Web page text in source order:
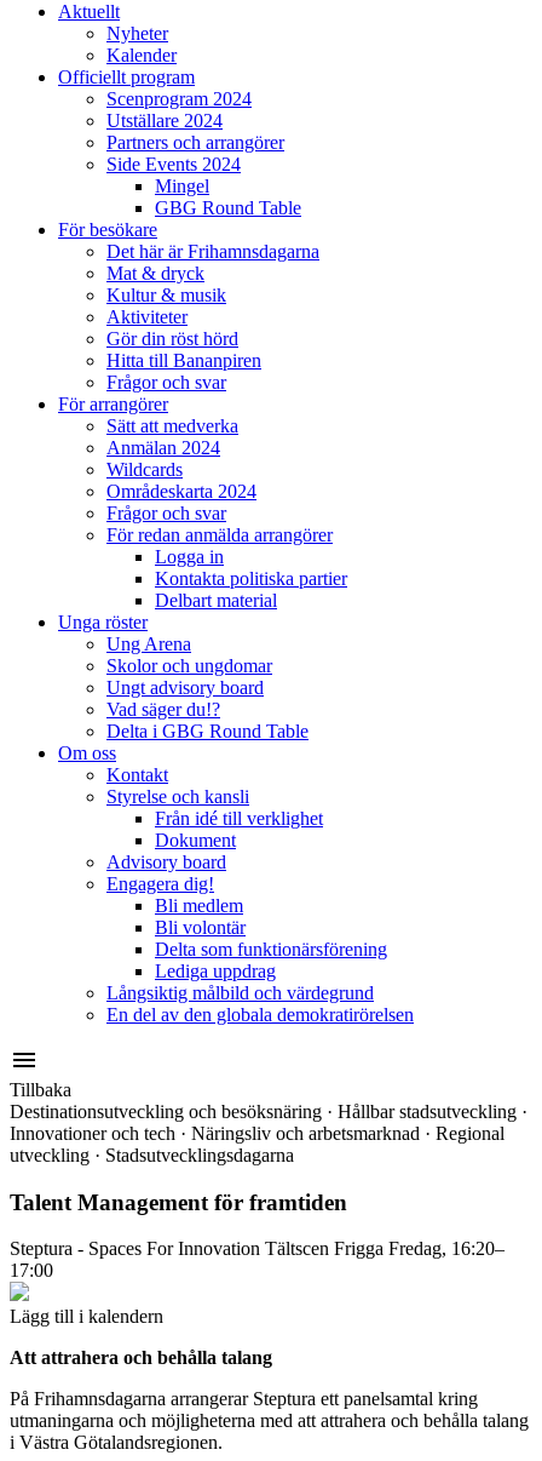
Aktuellt
Nyheter
Kalender
Officiellt program
Scenprogram 2024
Utställare 2024
Partners och arrangörer
Side Events 2024
Mingel
GBG Round Table
För besökare
Det här är Frihamnsdagarna
Mat & dryck
Kultur & musik
Aktiviteter
Gör din röst hörd
Hitta till Bananpiren
Frågor och svar
För arrangörer
Sätt att medverka
Anmälan 2024
Wildcards
Områdeskarta 2024
Frågor och svar
För redan anmälda arrangörer
Logga in
Kontakta politiska partier
Delbart material
Unga röster
Ung Arena
Skolor och ungdomar
Ungt advisory board
Vad säger du!?
Delta i GBG Round Table
Om oss
Kontakt
Styrelse och kansli
Från idé till verklighet
Dokument
Advisory board
Engagera dig!
Bli medlem
Bli volontär
Delta som funktionärsförening
Lediga uppdrag
Långsiktig målbild och värdegrund
En del av den globala demokratirörelsen
menu
Tillbaka
Destinationsutveckling och besöksnäring · Hållbar stadsutveckling ·
Innovationer och tech · Näringsliv och arbetsmarknad · Regional
utveckling · Stadsutvecklingsdagarna
Talent Management för framtiden
Steptura - Spaces For Innovation Tältscen Frigga Fredag, 16:20–
17:00
Lägg till i kalendern
Att attrahera och behålla talang
På Frihamnsdagarna arrangerar Steptura ett panelsamtal kring
utmaningarna och möjligheterna med att attrahera och behålla talang
i Västra Götalandsregionen.